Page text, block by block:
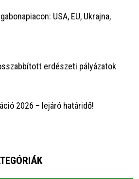
USA, EU, Ukrajna,
erdészeti pályázatok
2026 – lejáró határidő!